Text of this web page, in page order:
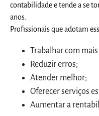
contabilidade e tende a se
anos.
Profissionais que adotam
Trabalhar com
Reduzir erros;
Atender melhor;
Oferecer serviços
Aumentar a